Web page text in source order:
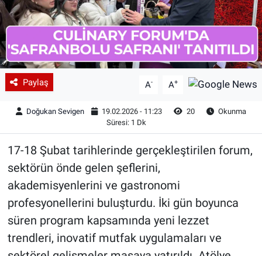
Paylaş A- A+
Doğukan Sevigen 19.02.2026 - 11:23 20
Okunma
Süresi: 1 Dk
17-18 Şubat tarihlerinde gerçekleştirilen forum,
sektörün önde gelen şeflerini,
akademisyenlerini ve gastronomi
profesyonellerini buluşturdu. İki gün boyunca
süren program kapsamında yeni lezzet
trendleri, inovatif mutfak uygulamaları ve